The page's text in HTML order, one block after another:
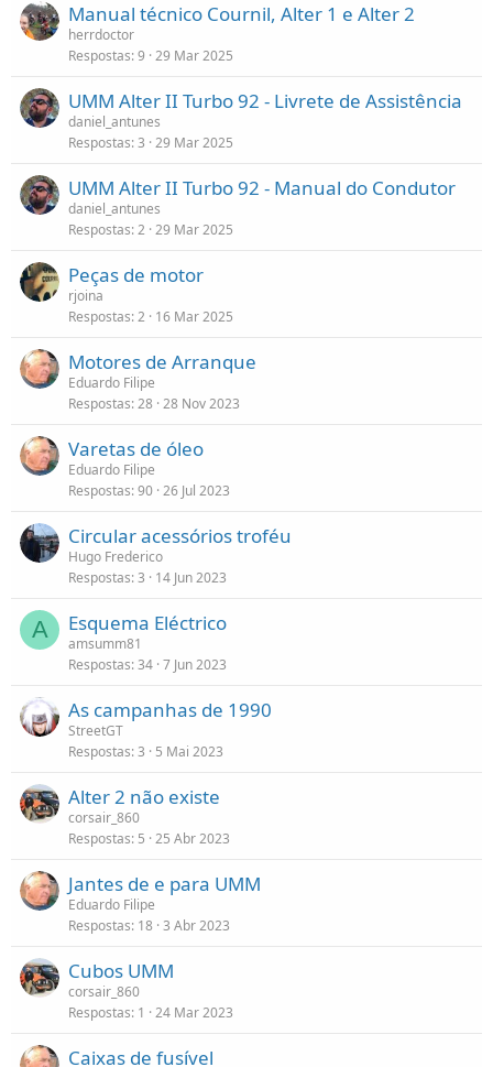
Manual técnico Cournil, Alter 1 e Alter 2
herrdoctor
Respostas 9 29 Mar 2025
UMM Alter II Turbo 92 - Livrete de Assistência
daniel_antunes
Respostas 3 29 Mar 2025
UMM Alter II Turbo 92 - Manual do Condutor
daniel_antunes
Respostas 2 29 Mar 2025
Peças de motor
rjoina
Respostas 2 16 Mar 2025
Motores de Arranque
Eduardo Filipe
Respostas 28 28 Nov 2023
Varetas de óleo
Eduardo Filipe
Respostas 90 26 Jul 2023
Circular acessórios troféu
Hugo Frederico
Respostas 3 14 Jun 2023
A Esquema Eléctrico
amsumm81
Respostas 34 7 Jun 2023
As campanhas de 1990
StreetGT
Respostas 3 5 Mai 2023
Alter 2 não existe
corsair_860
Respostas 5 25 Abr 2023
Jantes de e para UMM
Eduardo Filipe
Respostas 18 3 Abr 2023
Cubos UMM
corsair_860
Respostas 1 24 Mar 2023
Caixas de fusível